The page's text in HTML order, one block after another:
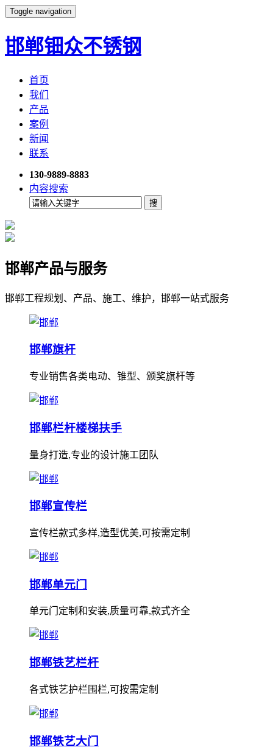
Toggle navigation
邯郸钿众不锈钢
首页
我们
产品
案例
新闻
联系
130-9889-8883
内容搜索
邯郸产品与服务
邯郸工程规划、产品、施工、维护，邯郸一站式服务
邯郸旗杆
专业销售各类电动、锥型、颁奖旗杆等
邯郸栏杆楼梯扶手
量身打造,专业的设计施工团队
邯郸宣传栏
宣传栏款式多样,造型优美,可按需定制
邯郸单元门
单元门定制和安装,质量可靠,款式齐全
邯郸铁艺栏杆
各式铁艺护栏围栏,可按需定制
邯郸铁艺大门